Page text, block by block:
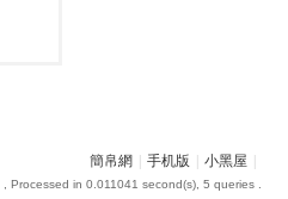
簡帛網 手机版 小黑屋
, Processed in 0.011041 second(s), 5 queries .